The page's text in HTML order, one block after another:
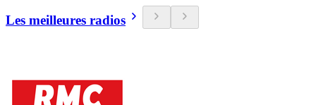
Les meilleures radios